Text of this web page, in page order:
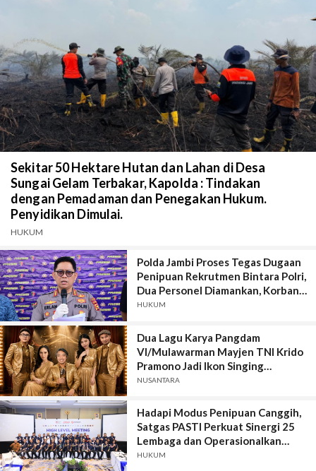
Sekitar 50 Hektare Hutan dan Lahan di Desa
Sungai Gelam Terbakar, Kapolda : Tindakan
dengan Pemadaman dan Penegakan Hukum.
Penyidikan Dimulai.
HUKUM
Polda Jambi Proses Tegas Dugaan
Penipuan Rekrutmen Bintara Polri,
Dua Personel Diamankan, Korban
Dari Rakyat Biasa Hingga Perwira,
HUKUM
Dua Lagu Karya Pangdam
VI/Mulawarman Mayjen TNI Krido
Pramono Jadi Ikon Singing
Competition HUT Ke-81 RI
NUSANTARA
Hadapi Modus Penipuan Canggih,
Satgas PASTI Perkuat Sinergi 25
Lembaga dan Operasionalkan
Sistem Anti-Scam
HUKUM